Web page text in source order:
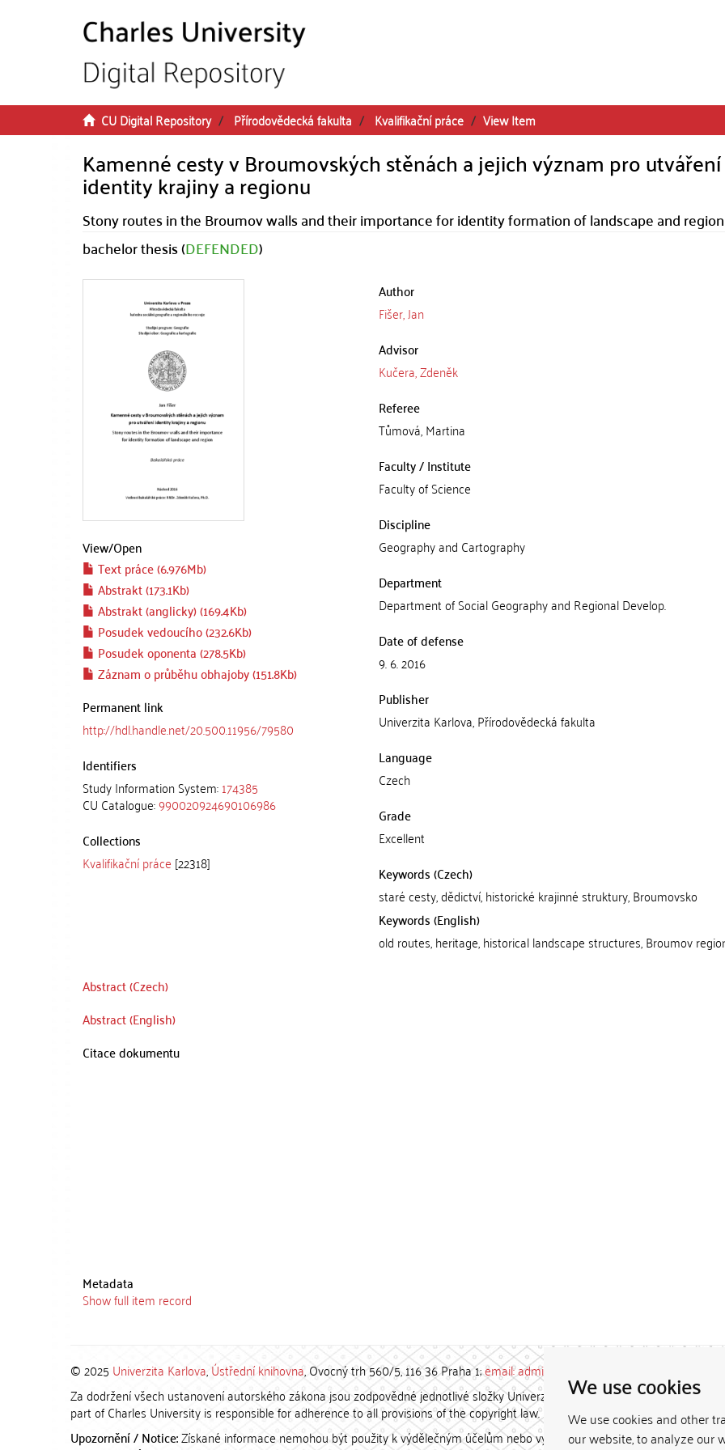
We use cookies
We use cookies and other
our website, to analyze our
CU Digital Repository Přírodovědecká fakulta Kvalifikační práce View Item
Kamenné cesty v Broumovských stěnách a jejich význam pro utváření
identity krajiny a regionu
Stony routes in the Broumov walls and their importance for identity formation of landscape and region
bachelor thesis (DEFENDED)
View/Open
Text práce (6.976Mb)
Abstrakt (173.1Kb)
Abstrakt (anglicky) (169.4Kb)
Posudek vedoucího (232.6Kb)
Posudek oponenta (278.5Kb)
Záznam o průběhu obhajoby (151.8Kb)
Permanent link
http://hdl.handle.net/20.500.11956/79580
Identifiers
Study Information System:174385
CU Catalogue:990020924690106986
Collections
Kvalifikační práce [22318]
Author
Fišer, Jan
Advisor
Kučera, Zdeněk
Referee
Tůmová, Martina
Faculty / Institute
Faculty of Science
Discipline
Geography and Cartography
Department
Department of Social Geography and Regional Develop.
Date of defense
9. 6. 2016
Publisher
Univerzita Karlova, Přírodovědecká fakulta
Language
Czech
Grade
Excellent
Keywords (Czech)
staré cesty, dědictví, historické krajinné struktury, Broumovsko
Keywords (English)
old routes, heritage, historical landscape structures, Broumov
Abstract (Czech)
Abstract (English)
Citace dokumentu
Metadata
Show full item record
© 2025 Univerzita Karlova,Ústřední knihovna, Ovocný trh 560/5, 116 36 Praha 1;email: admin-repozitar [at] cuni.cz
Za dodržení všech ustanovení autorského zákona jsou zodpovědné jednotlivé složky Univerzity Karlovy. / Each constituent
part of Charles University is responsible for adherence to all provisions of the copyright law.
Upozornění / Notice:Získané informace nemohou být použity k výdělečným účelům nebo vydávány za studijní, vědeckou